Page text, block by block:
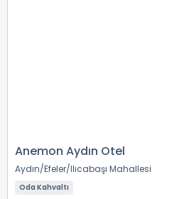
Anemon Aydın Otel
Aydın Efeler Ilıcabaşı Mahallesi
Oda Kahvaltı